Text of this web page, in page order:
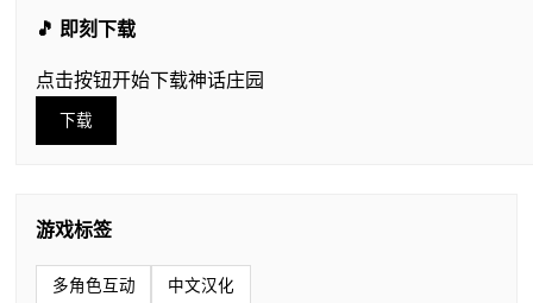
🎵 即刻下载
点击按钮开始下载神话庄园
下载
游戏标签
多角色互动 中文汉化